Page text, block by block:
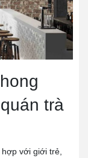
trà
với giới trẻ,